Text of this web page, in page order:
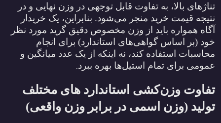
تناژهای بالا، به تفاوت قابل توجهی در وزن نهایی و در
نتیجه قیمت خرید منجر می‌شود. بنابراین، یک خریدار
آگاه همواره باید از وزن مخصوص دقیق گرید مورد نظر
خود (بر اساس گواهی‌های استاندارد) برای انجام
محاسبات استفاده کند، نه اینکه از یک عدد میانگین و
عمومی برای تمام استیل‌ها بهره ببرد.
تفاوت وزن‌کشی استاندارد های مختلف
تولید (وزن اسمی در برابر وزن واقعی)